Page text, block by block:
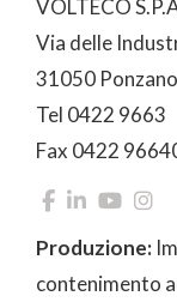
VOLTECO
Via delle
31050
Tel 0422 9663
Fax 0422
Produzione:
contenimento